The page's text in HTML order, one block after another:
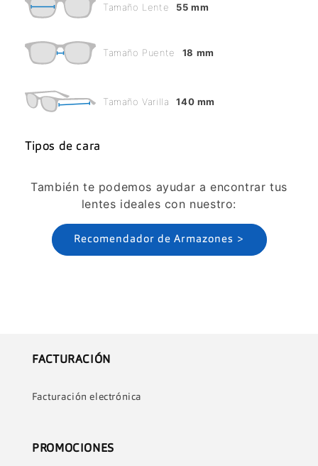
Tamaño Lente 55 mm
Tamaño Puente 18 mm
Tamaño Varilla 140 mm
Tipos de cara
También te podemos ayudar a encontrar tus
lentes ideales con nuestro:
Recomendador de Armazones >
FACTURACIÓN
Facturación electrónica
PROMOCIONES